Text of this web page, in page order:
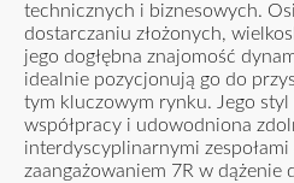
technicznych i biznesowych.
dostarczaniu złożonych,
jego dogłębna znajomość
idealnie pozycjonują go do
tym kluczowym rynku. Jego
współpracy i udowodniona
interdyscyplinarnymi zespołami
zaangażowaniem 7R w dążenie